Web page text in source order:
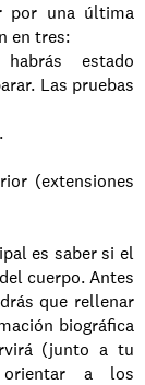
por una última
en tres:
estado
Las pruebas
(extensiones
es saber si el
cuerpo. Antes
que rellenar
biográfica
(junto a tu
a los